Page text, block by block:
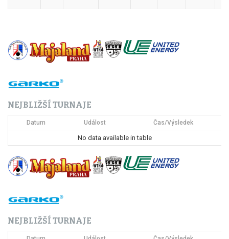
NEJBLIŽŠÍ TURNAJE
Datum Událost Čas/Výsledek
No data available in table
NEJBLIŽŠÍ TURNAJE